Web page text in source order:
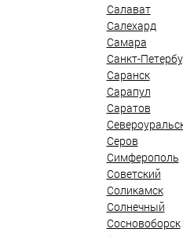
Салават
Салехард
Самара
Санкт-
Саранск
Сарапул
Саратов
Серов
Симферополь
Советский
Соликамск
Солнечный
Сосновоборск